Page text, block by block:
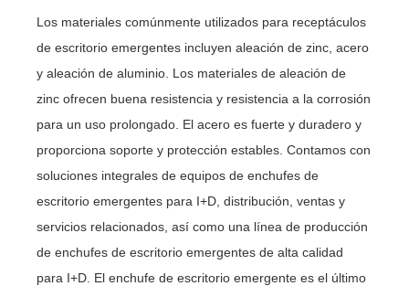
Los materiales comúnmente utilizados para receptáculos
de escritorio emergentes incluyen aleación de zinc, acero
y aleación de aluminio. Los materiales de aleación de
zinc ofrecen buena resistencia y resistencia a la corrosión
para un uso prolongado. El acero es fuerte y duradero y
proporciona soporte y protección estables. Contamos con
soluciones integrales de equipos de enchufes de
escritorio emergentes para I+D, distribución, ventas y
servicios relacionados, así como una línea de producción
de enchufes de escritorio emergentes de alta calidad
para I+D. El enchufe de escritorio emergente es el último